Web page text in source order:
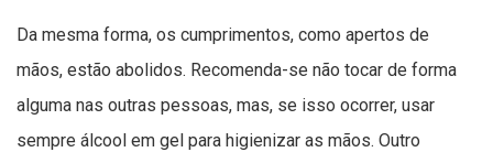
Da mesma forma, os cumprimentos, como apertos de
mãos, estão abolidos. Recomenda-se não tocar de forma
alguma nas outras pessoas, mas, se isso ocorrer, usar
sempre álcool em gel para higienizar as mãos. Outro